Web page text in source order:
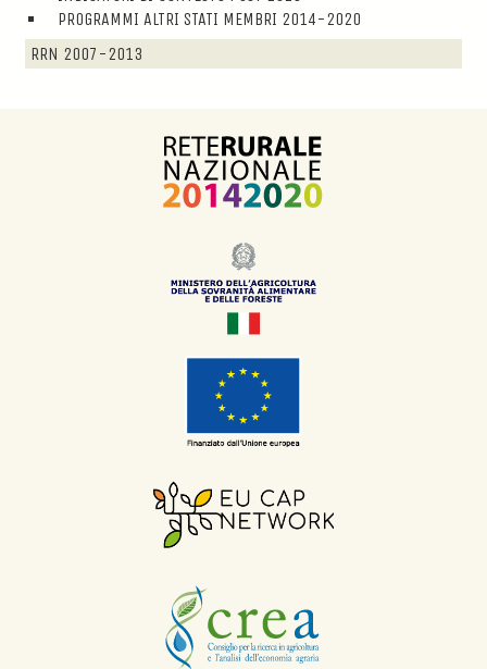
PROGRAMMI ALTRI STATI MEMBRI 2014-2020
RRN 2007-2013